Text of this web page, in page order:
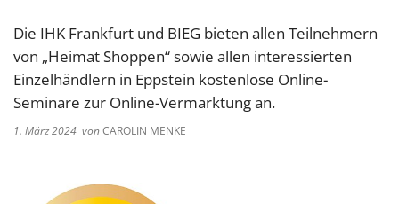
Die IHK Frankfurt und BIEG bieten allen Teilnehmern
von „Heimat Shoppen“ sowie allen interessierten
Einzelhändlern in Eppstein kostenlose Online-
Seminare zur Online-Vermarktung an.
1. März 2024 vonCAROLIN MENKE